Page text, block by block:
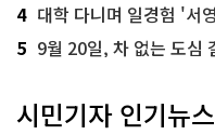
4 대학 다니며 일경험 '서
5 9월 20일, 차 없는 도심 걸
시민기자 인기뉴스